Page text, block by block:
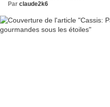
Par claude2k6